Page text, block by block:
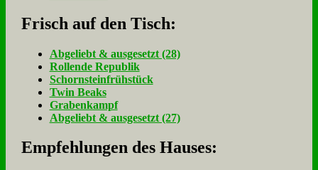
Frisch auf den Tisch:
Ab­ge­liebt & aus­ge­setzt (28)
Rol­len­de Re­pu­blik
Schorn­stein­früh­stück
Twin Beaks
Gra­ben­kampf
Ab­ge­liebt & aus­ge­setzt (27)
Empfehlungen des Hauses: